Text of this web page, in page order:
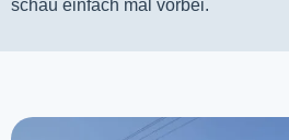
schau einfach mal vorbei.